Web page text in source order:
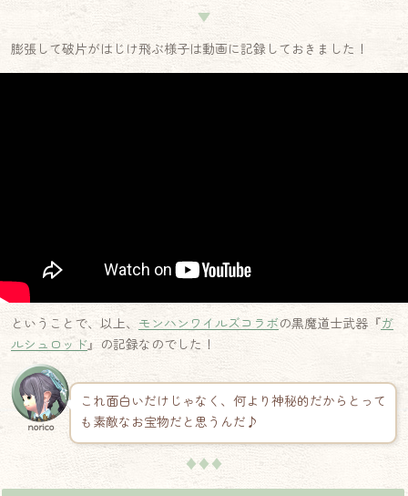
▼
膨張して破片がはじけ飛ぶ様子は動画に記録しておきました！
ということで、以上、 モンハンワイルズコラボの黒魔道士武器『ガ
ルシュロッド』の記録なのでした！
norico
これ面白いだけじゃなく、何より神秘的だからとって
も素敵なお宝物だと思うんだ♪
♦♦♦